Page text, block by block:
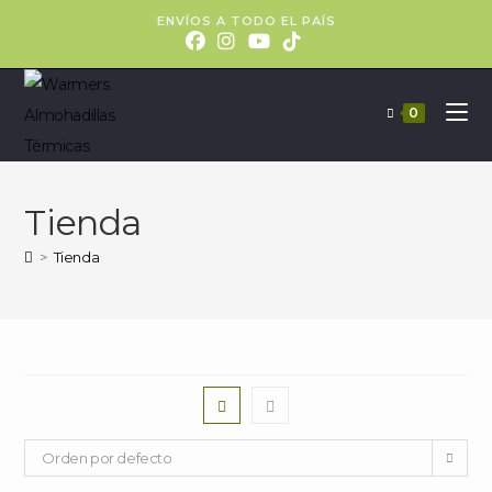
ENVÍOS A TODO EL PAÍS
0
Tienda
> Tienda
Orden por defecto